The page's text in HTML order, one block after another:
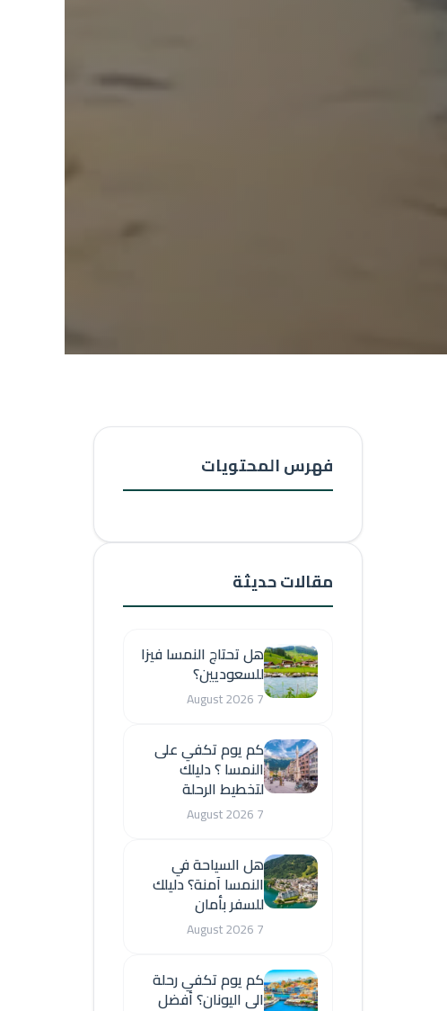
فهرس المحتويات
مقالات حديثة
هل تحتاج النمسا فيزا
للسعوديين؟
7 August 2026
كم يوم تكفي على
النمسا ؟ دليلك
لتخطيط الرحلة
7 August 2026
هل السياحة في
النمسا آمنة؟ دليلك
للسفر بأمان
7 August 2026
كم يوم تكفي رحلة
الى اليونان؟ أفضل